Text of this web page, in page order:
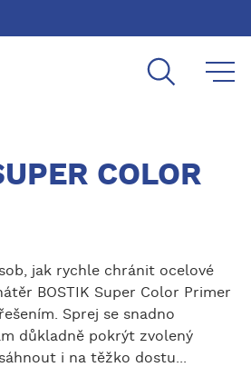
COLOR
jak rychle chránit ocelové
BOSTIK Super Color Primer
Sprej se snadno
důkladně pokrýt zvolený
i na těžko dostu...